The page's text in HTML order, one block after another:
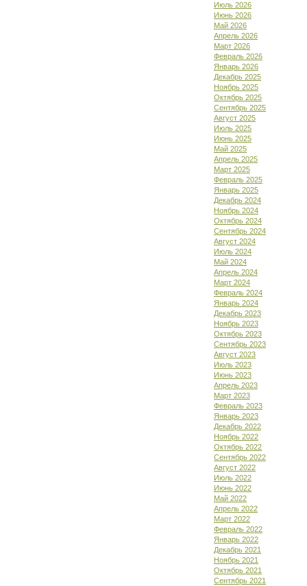
Июль 2026
Июнь 2026
Май 2026
Апрель 2026
Март 2026
Февраль 2026
Январь 2026
Декабрь 2025
Ноябрь 2025
Октябрь 2025
Сентябрь 2025
Август 2025
Июль 2025
Июнь 2025
Май 2025
Апрель 2025
Март 2025
Февраль 2025
Январь 2025
Декабрь 2024
Ноябрь 2024
Октябрь 2024
Сентябрь 2024
Август 2024
Июль 2024
Май 2024
Апрель 2024
Март 2024
Февраль 2024
Январь 2024
Декабрь 2023
Ноябрь 2023
Октябрь 2023
Сентябрь 2023
Август 2023
Июль 2023
Июнь 2023
Апрель 2023
Март 2023
Февраль 2023
Январь 2023
Декабрь 2022
Ноябрь 2022
Октябрь 2022
Сентябрь 2022
Август 2022
Июль 2022
Июнь 2022
Май 2022
Апрель 2022
Март 2022
Февраль 2022
Январь 2022
Декабрь 2021
Ноябрь 2021
Октябрь 2021
Сентябрь 2021